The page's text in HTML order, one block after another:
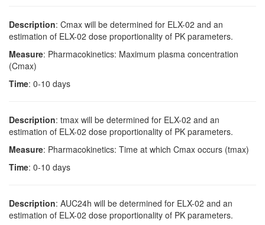
Description: Cmax will be determined for ELX-02 and an
estimation of ELX-02 dose proportionality of PK parameters.
Measure: Pharmacokinetics: Maximum plasma concentration
(Cmax)
Time: 0-10 days
Description: tmax will be determined for ELX-02 and an
estimation of ELX-02 dose proportionality of PK parameters.
Measure: Pharmacokinetics: Time at which Cmax occurs (tmax)
Time: 0-10 days
Description: AUC24h will be determined for ELX-02 and an
estimation of ELX-02 dose proportionality of PK parameters.